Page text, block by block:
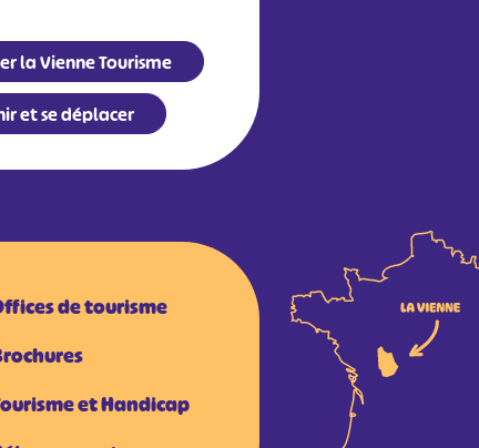
la Vienne Tourisme
et se déplacer
de tourisme
et Handicap